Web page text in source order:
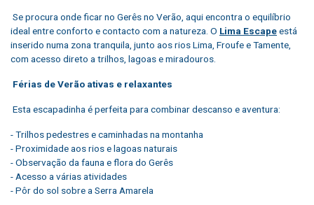
Se procura onde ficar no Gerês no Verão, aqui encontra o equilíbrio
ideal entre conforto e contacto com a natureza. O Lima Escapeestá
inserido numa zona tranquila, junto aos rios Lima, Froufe e Tamente,
com acesso direto a trilhos, lagoas e miradouros.
Férias de Verão ativas e relaxantes
Esta escapadinha é perfeita para combinar descanso e aventura:
- Trilhos pedestres e caminhadas na montanha
- Proximidade aos rios e lagoas naturais
- Observação da fauna e flora do Gerês
- Acesso a várias atividades
- Pôr do sol sobre a Serra Amarela